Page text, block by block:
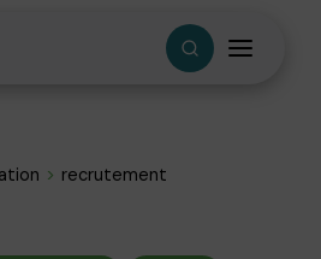
recrutement